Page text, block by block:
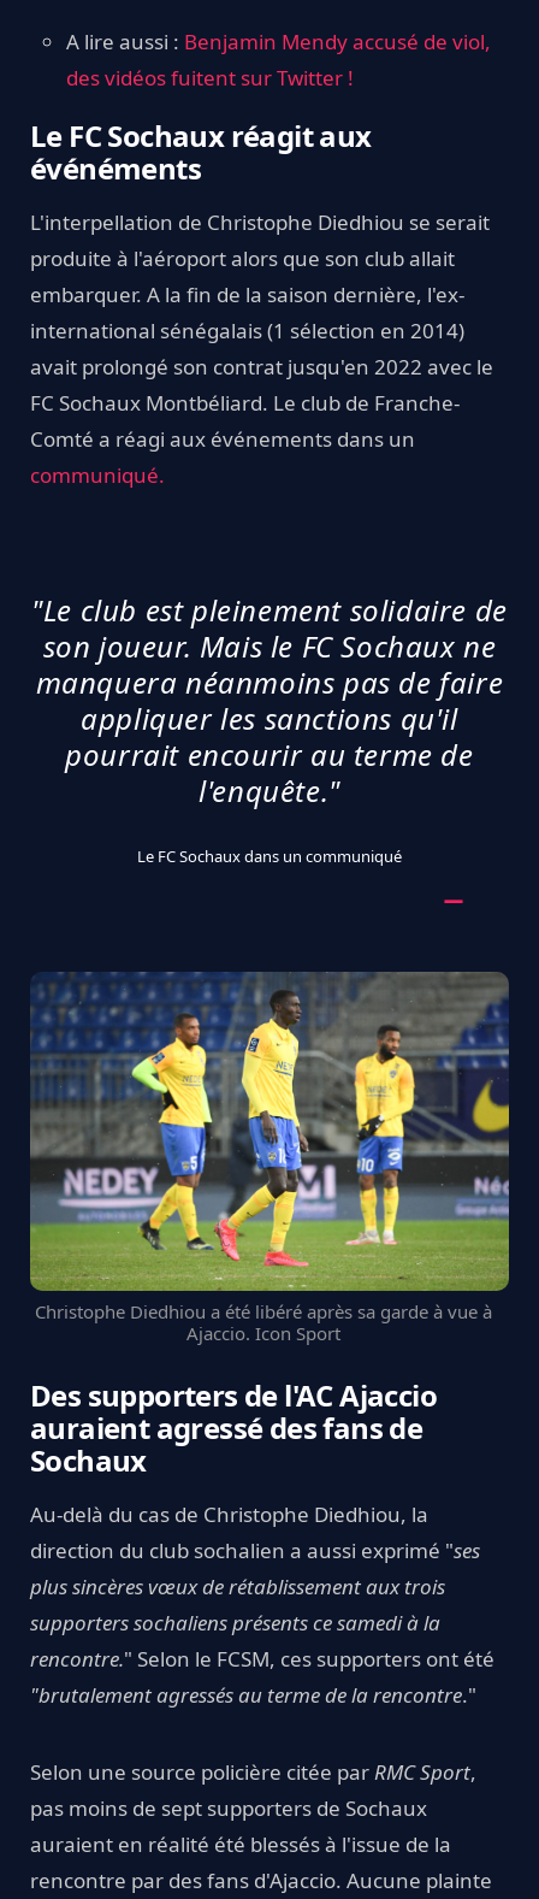
A lire aussi : Benjamin Mendy accusé de viol,
des vidéos fuitent sur Twitter !
Le FC Sochaux réagit aux
événéments
L'interpellation de Christophe Diedhiou se serait
produite à l'aéroport alors que son club allait
embarquer. A la fin de la saison dernière, l'ex-
international sénégalais (1 sélection en 2014)
avait prolongé son contrat jusqu'en 2022 avec le
FC Sochaux Montbéliard. Le club de Franche-
Comté a réagi aux événements dans un
communiqué.
"Le club est pleinement solidaire de
son joueur. Mais le FC Sochaux ne
manquera néanmoins pas de faire
appliquer les sanctions qu'il
pourrait encourir au terme de
l'enquête."
Le FC Sochaux dans un communiqué
Christophe Diedhiou a été libéré après sa garde à vue à
Ajaccio. Icon Sport
Des supporters de l'AC Ajaccio
auraient agressé des fans de
Sochaux
Au-delà du cas de Christophe Diedhiou, la
direction du club sochalien a aussi exprimé "ses
plus sincères vœux de rétablissement aux trois
supporters sochaliens présents ce samedi à la
rencontre." Selon le FCSM, ces supporters ont été
"brutalement agressés au terme de la rencontre."
Selon une source policière citée parRMC Sport,
pas moins de sept supporters de Sochaux
auraient en réalité été blessés à l'issue de la
rencontre par des fans d'Ajaccio. Aucune plainte